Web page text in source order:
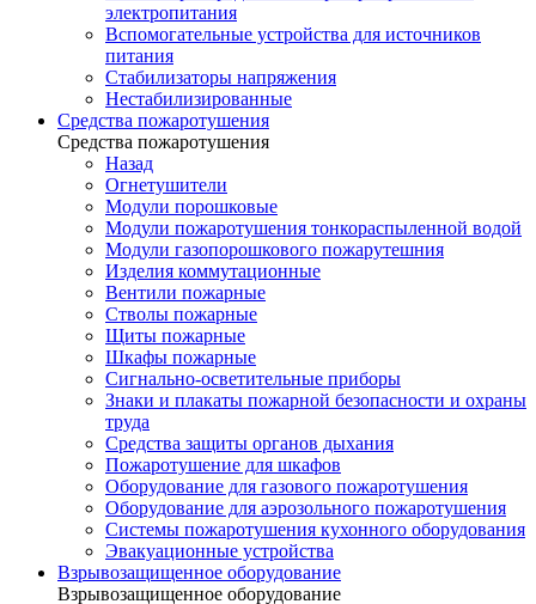
электропитания
Вспомогательные устройства для источников
питания
Стабилизаторы напряжения
Нестабилизированные
Средства пожаротушения
Средства пожаротушения
Назад
Огнетушители
Модули порошковые
Модули пожаротушения тонкораспыленной водой
Модули газопорошкового пожарутешния
Изделия коммутационные
Вентили пожарные
Стволы пожарные
Щиты пожарные
Шкафы пожарные
Сигнально-осветительные приборы
Знаки и плакаты пожарной безопасности и охраны
труда
Средства защиты органов дыхания
Пожаротушение для шкафов
Оборудование для газового пожаротушения
Оборудование для аэрозольного пожаротушения
Системы пожаротушения кухонного оборудования
Эвакуационные устройства
Взрывозащищенное оборудование
Взрывозащищенное оборудование